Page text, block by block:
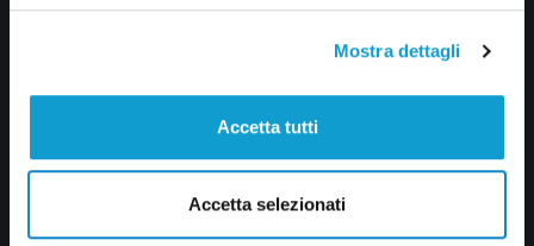
Mostra dettagli
Accetta tutti
Accetta selezionati